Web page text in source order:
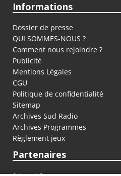
Informations
Dossier de presse
QUI SOMMES-NOUS ?
Comment nous rejoindre ?
Publicité
Mentions Légales
CGU
Politique de confidentialité
Sitemap
Archives Sud Radio
Archives Programmes
Règlement jeux
Partenaires